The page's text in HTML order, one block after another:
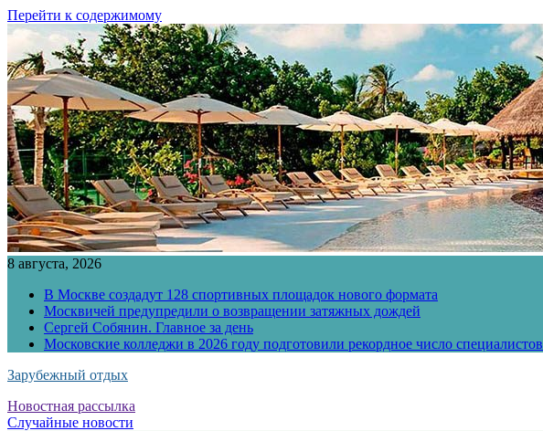
Перейти к содержимому
8 августа, 2026
В Москве создадут 128 спортивных площадок нового формата
Москвичей предупредили о возвращении затяжных дождей
Сергей Собянин. Главное за день
Московские колледжи в 2026 году подготовили рекордное число специалистов
Зарубежный отдых
Новостная рассылка
Случайные новости